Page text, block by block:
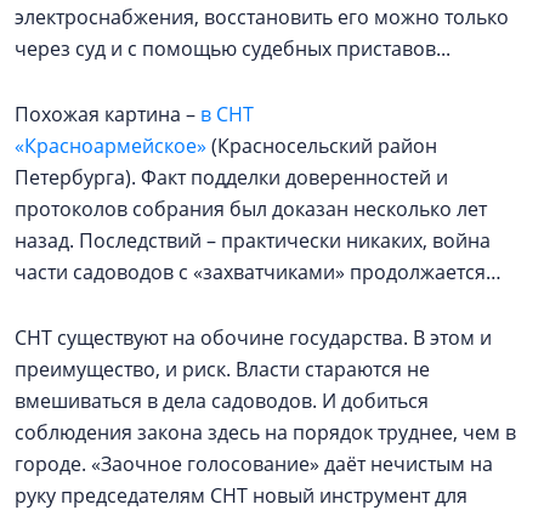
электроснабжения, восстановить его можно только
через суд и с помощью судебных приставов...
Похожая картина – в СНТ
«Красноармейское» (Красносельский район
Петербурга). Факт подделки доверенностей и
протоколов собрания был доказан несколько лет
назад. Последствий – практически никаких, война
части садоводов с «захватчиками» продолжается…
СНТ существуют на обочине государства. В этом и
преимущество, и риск. Власти стараются не
вмешиваться в дела садоводов. И добиться
соблюдения закона здесь на порядок труднее, чем в
городе. «Заочное голосование» даёт нечистым на
руку председателям СНТ новый инструмент для